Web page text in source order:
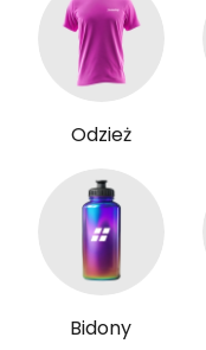
Odzież
Bidony